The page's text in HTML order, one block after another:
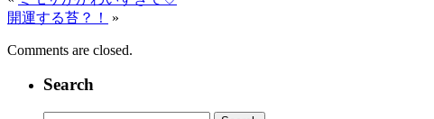
開運する苔？！
»
Comments are closed.
Search